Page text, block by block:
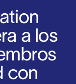
a los
con